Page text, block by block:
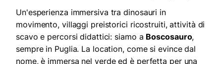
Un'esperienza immersiva tra dinosauri in
movimento, villaggi preistorici ricostruiti, attività di
scavo e percorsi didattici: siamo a Boscosauro,
sempre in Puglia. La location, come si evince dal
nome, è immersa nel verde ed è perfetta per una